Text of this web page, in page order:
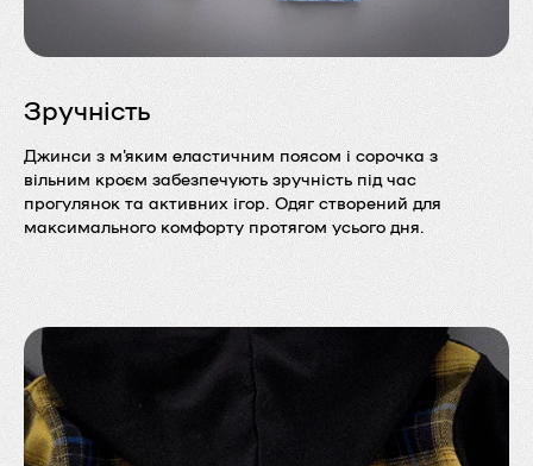
Зручність
Джинси з м'яким еластичним поясом і сорочка з
вільним кроєм забезпечують зручність під час
прогулянок та активних ігор. Одяг створений для
максимального комфорту протягом усього дня.